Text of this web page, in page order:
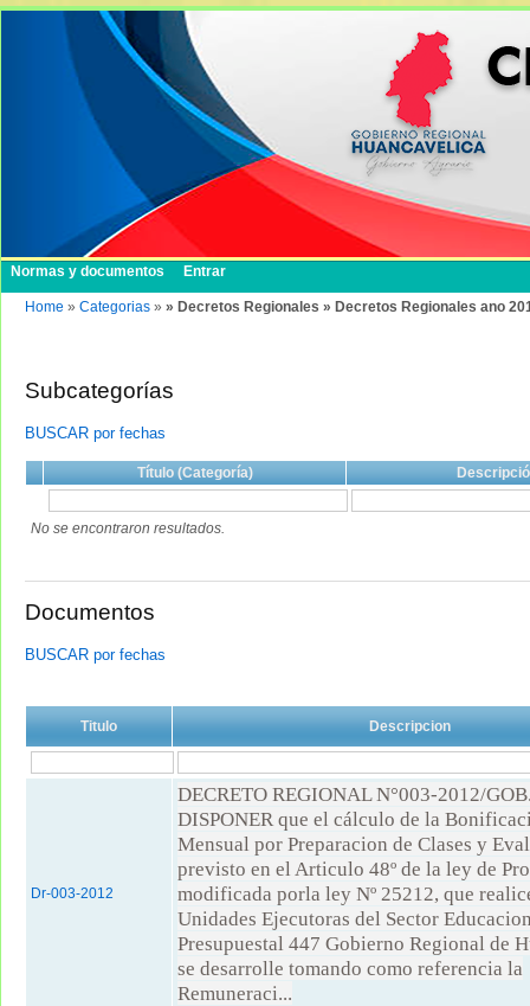
Normas y documentos Entrar
Home » Categorias » » Decretos Regionales » Decretos Regionales ano
Subcategorías
BUSCAR por fechas
Título (Categoría)
No se encontraron resultados.
Documentos
BUSCAR por fechas
Titulo Descripcion
Dr-003-2012
DECRETO REGIONAL N°003-2012/
DISPONER que el cálculo de la
Mensual por Preparacion de Clases y
previsto en el Articulo 48º de la ley de
modificada porla ley Nº 25212, que
Unidades Ejecutoras del Sector
Presupuestal 447 Gobierno Regional de
se desarrolle tomando como referencia la
Remuneraci...